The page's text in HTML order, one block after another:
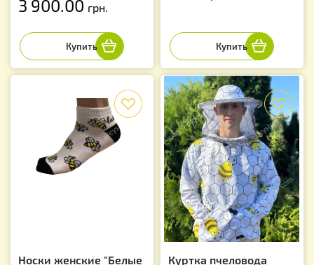
3 900.00 грн.
Носки женские "Белые
Куртка пчеловода